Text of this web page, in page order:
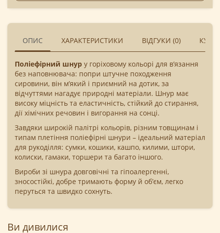
ОПИС ХАРАКТЕРИСТИКИ ВІДГУКИ (0)
Поліефірний шнур у горіховому кольорі для в’язання
без наповнювача: попри штучне походження
сировини, він м’який і приємний на дотик, за
відчуттями нагадує природні матеріали. Шнур має
високу міцність та еластичність, стійкий до стирання,
дії хімічних речовин і вигорання на сонці.
Завдяки широкій палітрі кольорів, різним товщинам і
типам плетіння поліефірні шнури – ідеальний матеріал
для рукоділля: сумки, кошики, кашпо, килими, штори,
колиски, гамаки, торшери та багато іншого.
Вироби зі шнура довговічні та гіпоалергенні,
зносостійкі, добре тримають форму й об’єм, легко
перуться та швидко сохнуть.
Ви дивилися